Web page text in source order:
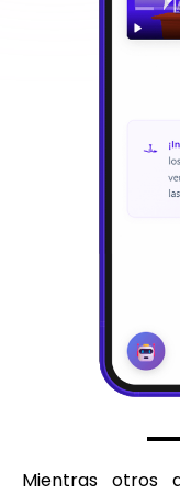
Mientras otros